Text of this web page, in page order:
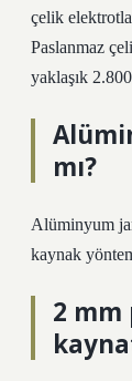
çelik
Paslanmaz
yaklaşık
mı?
Alüminyum
kaynak
2 mm